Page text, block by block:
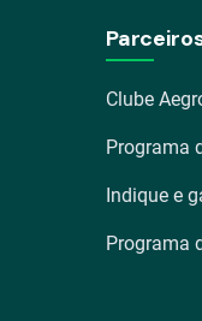
Clube
Programa
Indique e
Programa